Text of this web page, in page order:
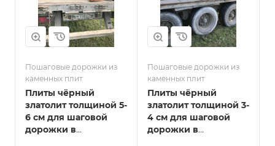
Пошаговые дорожки из
каменных плит
Плиты чёрный
златолит толщиной 5-
6 см для шаговой
дорожки в
Пошаговые дорожки из
каменных плит
Плиты чёрный
златолит толщиной 3-
4 см для шаговой
дорожки в